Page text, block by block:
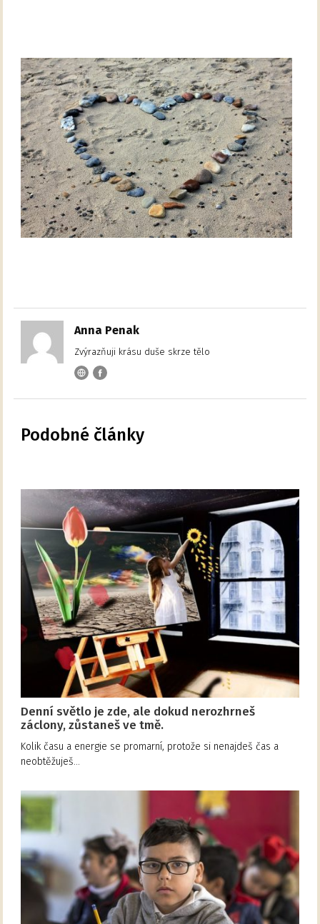
Anna Penak
Zvýrazňuji krásu duše skrze tělo
Podobné články
Denní světlo je zde, ale dokud nerozhrneš
záclony, zůstaneš ve tmě.
Kolik času a energie se promarní, protože si nenajdeš čas a
neobtěžuješ…